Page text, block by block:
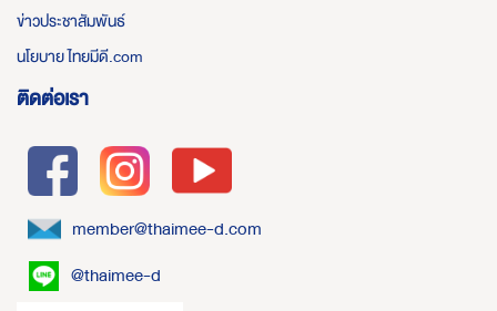
ข่าวประชาสัมพันธ์
นโยบาย ไทยมีดี.com
ติดต่อเรา
member@thaimee-d.com
@thaimee-d